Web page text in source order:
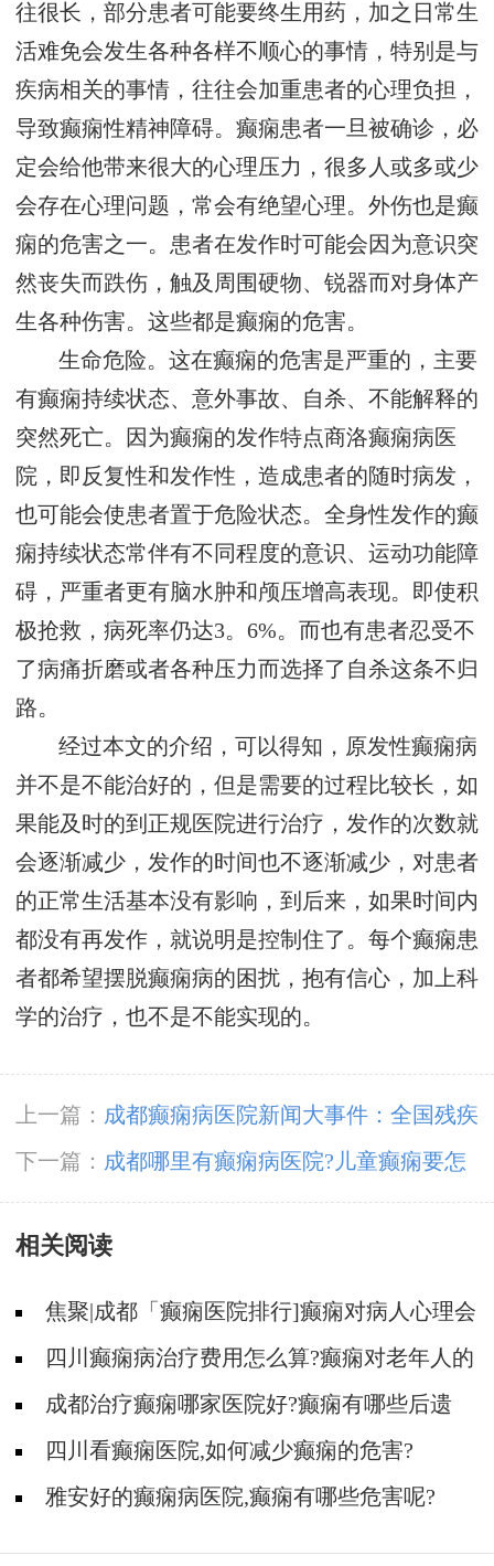
往很长，部分患者可能要终生用药，加之日常生
活难免会发生各种各样不顺心的事情，特别是与
疾病相关的事情，往往会加重患者的心理负担，
导致癫痫性精神障碍。癫痫患者一旦被确诊，必
定会给他带来很大的心理压力，很多人或多或少
会存在心理问题，常会有绝望心理。外伤也是癫
痫的危害之一。患者在发作时可能会因为意识突
然丧失而跌伤，触及周围硬物、锐器而对身体产
生各种伤害。这些都是癫痫的危害。
生命危险。这在癫痫的危害是严重的，主要
有癫痫持续状态、意外事故、自杀、不能解释的
突然死亡。因为癫痫的发作特点商洛癫痫病医
院，即反复性和发作性，造成患者的随时病发，
也可能会使患者置于危险状态。全身性发作的癫
痫持续状态常伴有不同程度的意识、运动功能障
碍，严重者更有脑水肿和颅压增高表现。即使积
极抢救，病死率仍达3。6%。而也有患者忍受不
了病痛折磨或者各种压力而选择了自杀这条不归
路。
经过本文的介绍，可以得知，原发性癫痫病
并不是不能治好的，但是需要的过程比较长，如
果能及时的到正规医院进行治疗，发作的次数就
会逐渐减少，发作的时间也不逐渐减少，对患者
的正常生活基本没有影响，到后来，如果时间内
都没有再发作，就说明是控制住了。每个癫痫患
者都希望摆脱癫痫病的困扰，抱有信心，加上科
学的治疗，也不是不能实现的。
上一篇： 成都癫痫病医院新闻大事件：全国残疾
预防日，降低因癫痫病致残发生率，神康倡导癫
痫诊治越早越好
下一篇： 成都哪里有癫痫病医院?儿童癫痫要怎
么护理效果好呢?
相关阅读
焦聚|成都「癫痫医院排行]癫痫对病人心理会
有何影响?
四川癫痫病治疗费用怎么算?癫痫对老年人的
危害有哪些?
成都治疗癫痫哪家医院好?癫痫有哪些后遗
症? 四川看癫痫医院,如何减少癫痫的危害?
雅安好的癫痫病医院,癫痫有哪些危害呢?